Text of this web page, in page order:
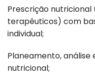
Prescrição
terapêuticos) com
individual;
Planeamento,
nutricional;